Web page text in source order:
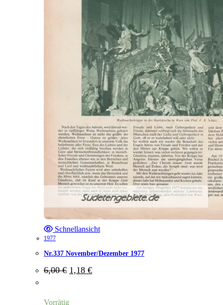
Schnellansicht
1977
Nr.337 November/Dezember 1977
6,00€ Ursprünglicher
Preis
1,18 €Aktueller
Preis
Vorrätig